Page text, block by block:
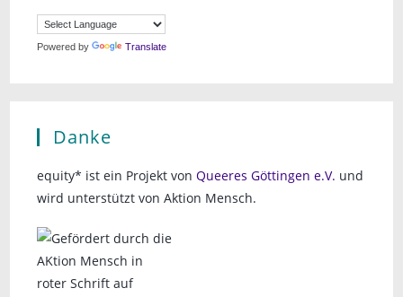
Powered by Translate
Danke
equity* ist ein Projekt vonQueeres Göttingen e.V. und
wird unterstützt von Aktion Mensch.